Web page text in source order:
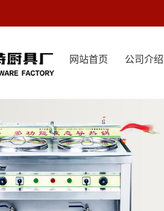
网站首页 公司介绍